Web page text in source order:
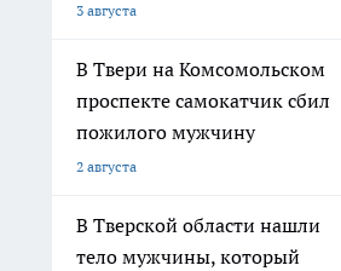
3 августа
В Твери на Комсомольском
проспекте самокатчик сбил
пожилого мужчину
2 августа
В Тверской области нашли
тело мужчины, который